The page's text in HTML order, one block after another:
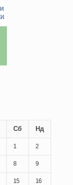
Сб Нд
1 2
8 9
15 16